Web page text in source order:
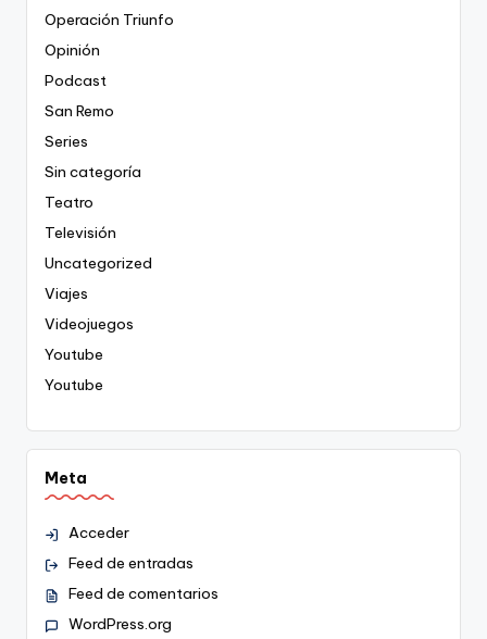
Operación Triunfo
Opinión
Podcast
San Remo
Series
Sin categoría
Teatro
Televisión
Uncategorized
Viajes
Videojuegos
Youtube
Youtube
Meta
Acceder
Feed de entradas
Feed de comentarios
WordPress.org